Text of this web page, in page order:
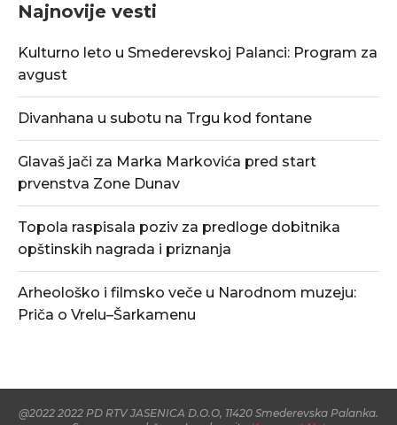
Najnovije vesti
Kulturno leto u Smederevskoj Palanci: Program za
avgust
Divanhana u subotu na Trgu kod fontane
Glavaš jači za Marka Markovića pred start
prvenstva Zone Dunav
Topola raspisala poziv za predloge dobitnika
opštinskih nagrada i priznanja
Arheološko i filmsko veče u Narodnom muzeju:
Priča o Vrelu–Šarkamenu
@2022 2022 PD RTV JASENICA D.O.O, 11420 Smederevska Palanka.